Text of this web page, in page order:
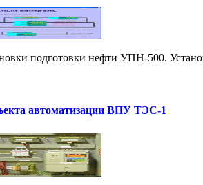
подготовки нефти УПН-500.
автоматизации ВПУ ТЭС-1